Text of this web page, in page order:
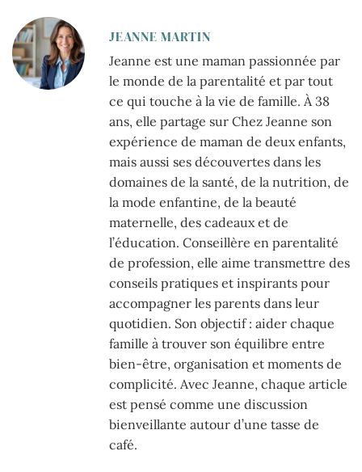
JEANNE MARTIN
Jeanne est une maman passionnée par
le monde de la parentalité et par tout
ce qui touche à la vie de famille. À 38
ans, elle partage sur Chez Jeanne son
expérience de maman de deux enfants,
mais aussi ses découvertes dans les
domaines de la santé, de la nutrition, de
la mode enfantine, de la beauté
maternelle, des cadeaux et de
l’éducation. Conseillère en parentalité
de profession, elle aime transmettre des
conseils pratiques et inspirants pour
accompagner les parents dans leur
quotidien. Son objectif : aider chaque
famille à trouver son équilibre entre
bien-être, organisation et moments de
complicité. Avec Jeanne, chaque article
est pensé comme une discussion
bienveillante autour d’une tasse de
café.